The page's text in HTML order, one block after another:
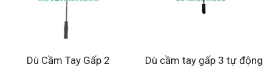
Dù Cầm Tay Gấp 2 Dù cầm tay gấp 3 tự động